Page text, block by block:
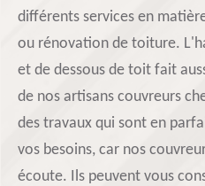
différents services en
ou rénovation de toiture.
et de dessous de toit fait
de nos artisans couvreurs
des travaux qui sont en
vos besoins, car nos
écoute. Ils peuvent vous